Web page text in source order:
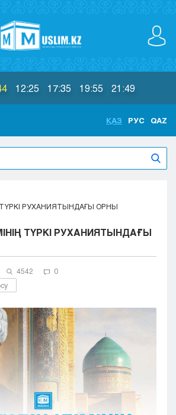
12:25 17:35 19:55 21:49
ҚАЗ РУС QAZ
ТҮРКІ РУХАНИЯТЫНДАҒЫ ОРНЫ
ТҮРКІ РУХАНИЯТЫНДАҒЫ
4542
0